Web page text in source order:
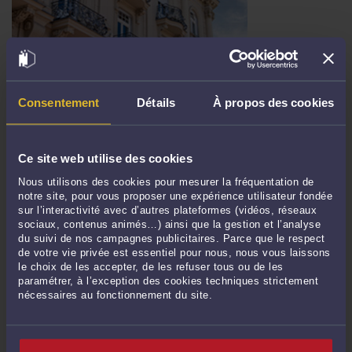
Consentement Détails À propos des cookies
Ce site web utilise des cookies
Nous utilisons des cookies pour mesurer la fréquentation de
notre site, pour vous proposer une expérience utilisateur fondée
sur l’interactivité avec d’autres plateformes (vidéos, réseaux
sociaux, contenus animés…) ainsi que la gestion et l’analyse
du suivi de nos campagnes publicitaires. Parce que le respect
de votre vie privée est essentiel pour nous, nous vous laissons
le choix de les accepter, de les refuser tous ou de les
paramétrer, à l’exception des cookies techniques strictement
nécessaires au fonctionnement du site.
MÉRULES : L'AGENT IMMOBILIER DOIT CONSULTER L'ACTE DE
VENTE ANTÉRIEUR
cachés, la question de la responsabilité du notaire ou de l'agent immobilier
revient souvent. Je dois alors expliquer que le premier responsable des vices
affectant l'immeuble est le vendeur, et que ni le notaire, ni l'agent immobilier
n'ont ...Lire la suite >